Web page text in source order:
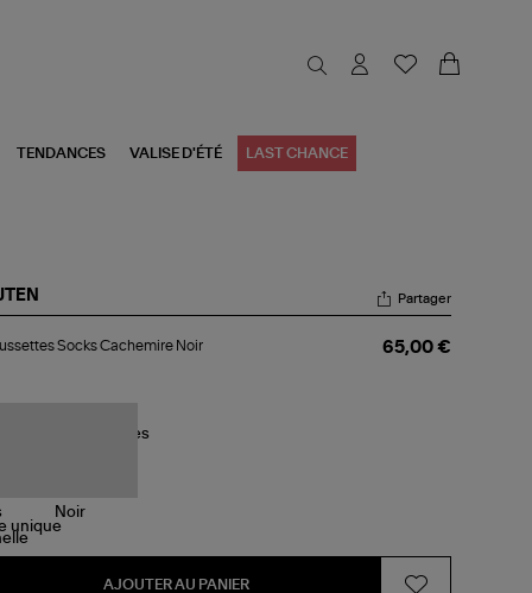
TENDANCES VALISE D'ÉTÉ LAST CHANCE
Partager
Socks Cachemire Noir 65,00 €
unique
AJOUTER AU PANIER